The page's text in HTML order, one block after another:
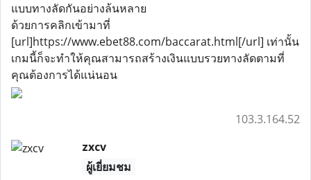
แบบทางลัดกันอย่างล้นหลาย
ด้วยการคลิกเข้ามาที่
[url]https://www.ebet88.com/baccarat.html[/url] เท่านั้น
เกมนี้ก็จะทำให้คุณสามารถสร้างเงินแบบรวยทางลัดตามที่
คุณต้องการได้แน่นอน
103.3.164.52
zxcv
ผู้เยี่ยมชม